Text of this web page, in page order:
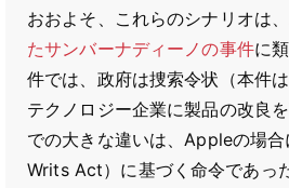
おおよそ、これらのシナリオは、
たサンバーナディーノの事件に
件では、政府は捜索令状（本件
テクノロジー企業に製品の改良
での大きな違いは、Appleの場
Writs Act）に基づく命令であっ